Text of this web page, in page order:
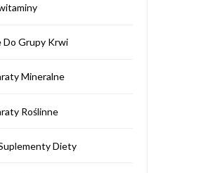
Do Grupy Krwi
Mineralne
Roślinne
Diety